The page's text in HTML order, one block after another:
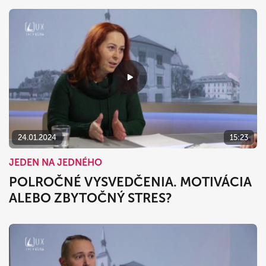
24.01.2024 15:23
JEDEN NA JEDNÉHO
POLROČNÉ VYSVEDČENIA. MOTIVÁCIA
ALEBO ZBYTOČNÝ STRES?